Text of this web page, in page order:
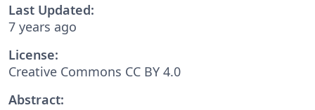
Last Updated:
7 years ago
License:
Creative Commons CC BY 4.0
Abstract: